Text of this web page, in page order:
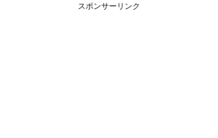
スポンサーリンク